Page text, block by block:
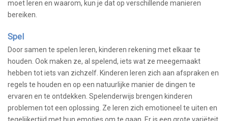
moet leren en waarom, kun je dat op verschillende manieren
bereiken.
Spel
Door samen te spelen leren, kinderen rekening met elkaar te
houden. Ook maken ze, al spelend, iets wat ze meegemaakt
hebben tot iets van zichzelf. Kinderen leren zich aan afspraken en
regels te houden en op een natuurlijke manier de dingen te
ervaren en te ontdekken. Spelenderwijs brengen kinderen
problemen tot een oplossing. Ze leren zich emotioneel te uiten en